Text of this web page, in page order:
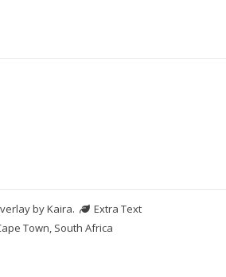
byKaira.
Extra Text
Town, South Africa